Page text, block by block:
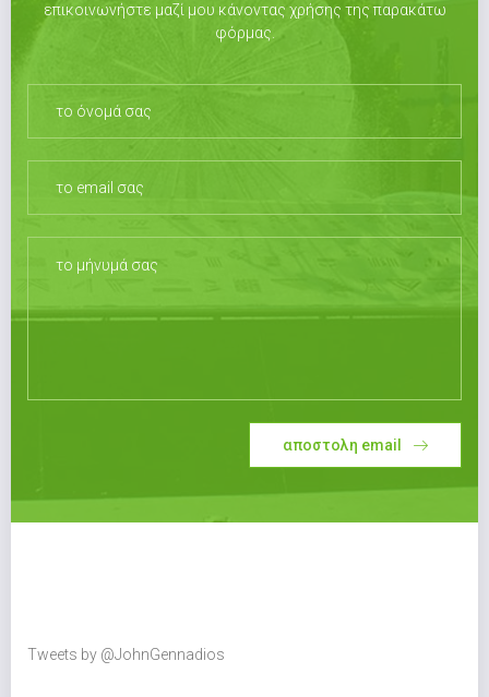
επικοινωνήστε μαζί μου κάνοντας χρήσης της παρακάτω
φόρμας.
αποστολη email
Tweets by @JohnGennadios